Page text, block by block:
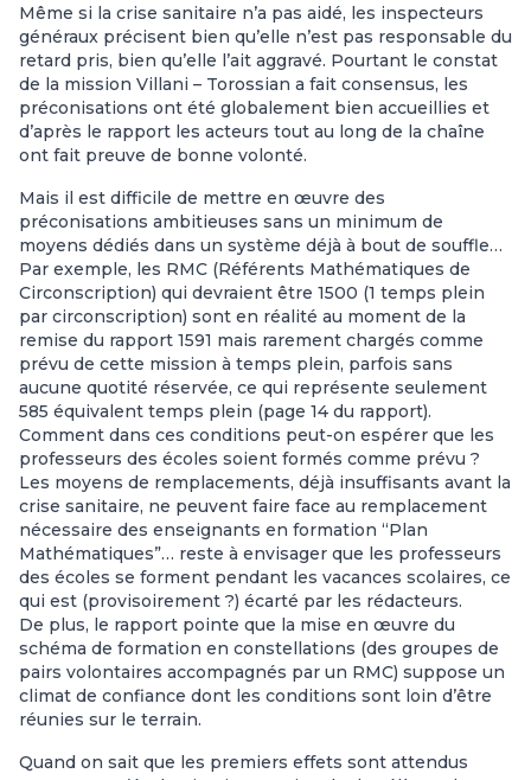
Même si la crise sanitaire n’a pas aidé, les inspecteurs
généraux précisent bien qu’elle n’est pas responsable du
retard pris, bien qu’elle l’ait aggravé. Pourtant le constat
de la mission Villani – Torossian a fait consensus, les
préconisations ont été globalement bien accueillies et
d’après le rapport les acteurs tout au long de la chaîne
ont fait preuve de bonne volonté.
Mais il est difficile de mettre en œuvre des
préconisations ambitieuses sans un minimum de
moyens dédiés dans un système déjà à bout de souffle…
Par exemple, les RMC (Référents Mathématiques de
Circonscription) qui devraient être 1500 (1 temps plein
par circonscription) sont en réalité au moment de la
remise du rapport 1591 mais rarement chargés comme
prévu de cette mission à temps plein, parfois sans
aucune quotité réservée, ce qui représente seulement
585 équivalent temps plein (page 14 du rapport).
Comment dans ces conditions peut-on espérer que les
professeurs des écoles soient formés comme prévu ?
Les moyens de remplacements, déjà insuffisants avant la
crise sanitaire, ne peuvent faire face au remplacement
nécessaire des enseignants en formation “Plan
Mathématiques”… reste à envisager que les professeurs
des écoles se forment pendant les vacances scolaires, ce
qui est (provisoirement ?) écarté par les rédacteurs.
De plus, le rapport pointe que la mise en œuvre du
schéma de formation en constellations (des groupes de
pairs volontaires accompagnés par un RMC) suppose un
climat de confiance dont les conditions sont loin d’être
réunies sur le terrain.
Quand on sait que les premiers effets sont attendus